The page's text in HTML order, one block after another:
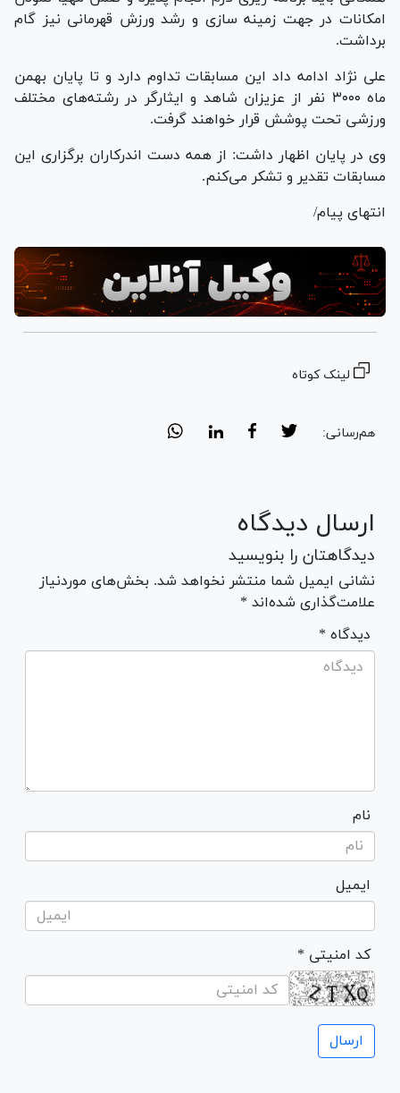
امکانات در جهت زمینه سازی و رشد ورزش قهرمانی نیز گام
برداشت.
علی نژاد ادامه داد این مسابقات تداوم دارد و تا پایان بهمن
ماه ۳۰۰۰ نفر از عزیزان شاهد و ایثارگر در رشته‌های مختلف
ورزشی تحت پوشش قرار خواهند گرفت.
وی در پایان اظهار داشت: از همه دست اندرکاران برگزاری این
مسابقات تقدیر و تشکر می‌کنم.
انتهای پیام/
لینک کوتاه
هم‌رسانی:
ارسال دیدگاه
دیدگاهتان را بنویسید
نشانی ایمیل شما منتشر نخواهد شد. بخش‌های موردنیاز
علامت‌گذاری شده‌اند *
* دیدگاه
نام
ایمیل
* کد امنیتی